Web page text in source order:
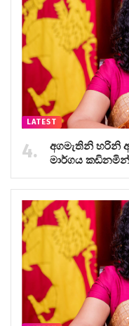
LATEST
අගමැතිනි හරිනි
මාර්ගය කඩිනමින්